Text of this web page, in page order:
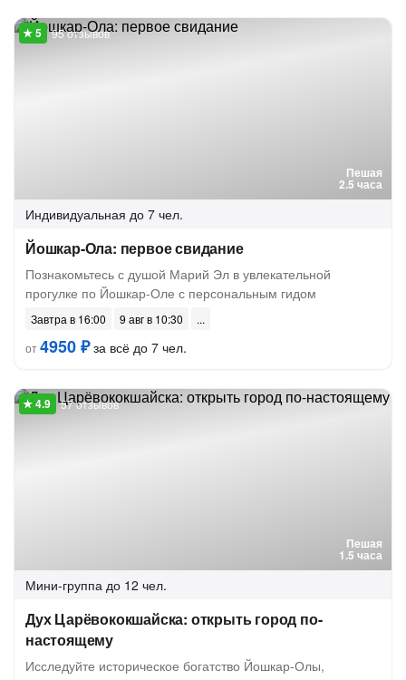
Пешая
2.5 часа
95 отзывов
Индивидуальная до 7 чел.
Йошкар-Ола: первое свидание
Познакомьтесь с душой Марий Эл в увлекательной
прогулке по Йошкар-Оле с персональным гидом
Завтра в 16:00
9 авг в 10:30
от4950 ₽за всё до 7 чел.
Пешая
1.5 часа
57 отзывов
Мини-группа до 12 чел.
Дух Царёвококшайска: открыть город по-
настоящему
Исследуйте историческое богатство Йошкар-Олы,